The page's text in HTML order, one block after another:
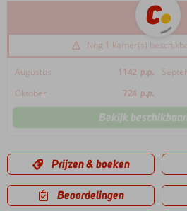
Nog 1 kamer(s)
Augustus 1142 p.p.
Oktober
724 p.p.
Bekijk
Prijzen & boeken
Beoordelingen